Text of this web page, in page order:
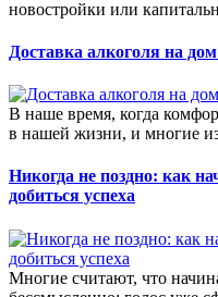
новостройки или
Доставка алкоголя на
В наше время, когда
в нашей жизни, и многие
Никогда не поздно: как
добиться успеха
Многие считают, что